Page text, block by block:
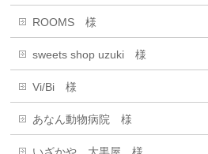
ROOMS 様
sweets shop uzuki 様
Vi/Bi 様
あなん動物病院 様